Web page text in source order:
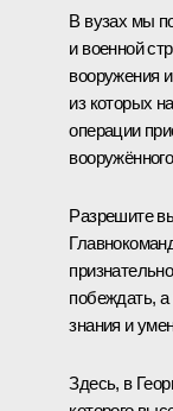
В вузах мы
и военной
вооружения
из которых
операции
Разрешите
побеждать,
знания и
Здесь, в